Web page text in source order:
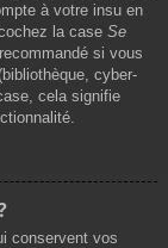
à votre insu en
la case Se
si vous
cyber-
cela signifie
conservent vos